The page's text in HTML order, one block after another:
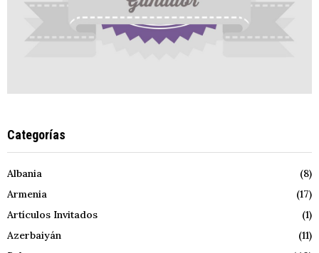
Categorías
Albania
(8)
Armenia
(17)
Artículos Invitados
(1)
Azerbaiyán
(11)